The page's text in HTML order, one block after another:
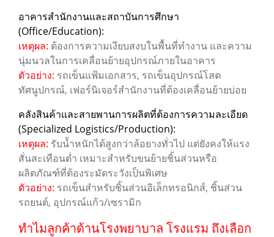
อาคารสำนักงานและสถาบันการศึกษา
(Office/Education):
เหตุผล: ต้องการความเงียบสงบในพื้นที่ทำงาน และความ
นุ่มนวลในการเคลื่อนย้ายอุปกรณ์ภายในอาคาร
ตัวอย่าง: รถเข็นแฟ้มเอกสาร, รถเข็นอุปกรณ์โสต
ทัศนูปกรณ์, เฟอร์นิเจอร์สำนักงานที่ต้องเคลื่อนย้ายบ่อย
คลังสินค้าและสายพานการผลิตที่ต้องการความละเอียด
(Specialized Logistics/Production):
เหตุผล: รับน้ำหนักได้สูงกว่าล้อยางทั่วไป แต่ยังคงให้แรง
สั่นสะเทือนต่ำ เหมาะสำหรับขนย้ายชิ้นส่วนหรือ
ผลิตภัณฑ์ที่ต้องระมัดระวังเป็นพิเศษ
ตัวอย่าง: รถเข็นสำหรับชิ้นส่วนอิเล็กทรอนิกส์, ชิ้นส่วน
รถยนต์, อุปกรณ์แก้ว/เซรามิก
ทำไมลูกค้าด้านโรงพยาบาล โรงแรม ถึงเลือก